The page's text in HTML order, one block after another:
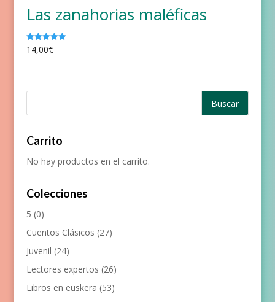
Las zanahorias maléficas
Valorado
con
14,00€
Carrito
No hay productos en el carrito.
Colecciones
5 (0)
Cuentos Clásicos (27)
Juvenil (24)
Lectores expertos (26)
Libros en euskera (53)